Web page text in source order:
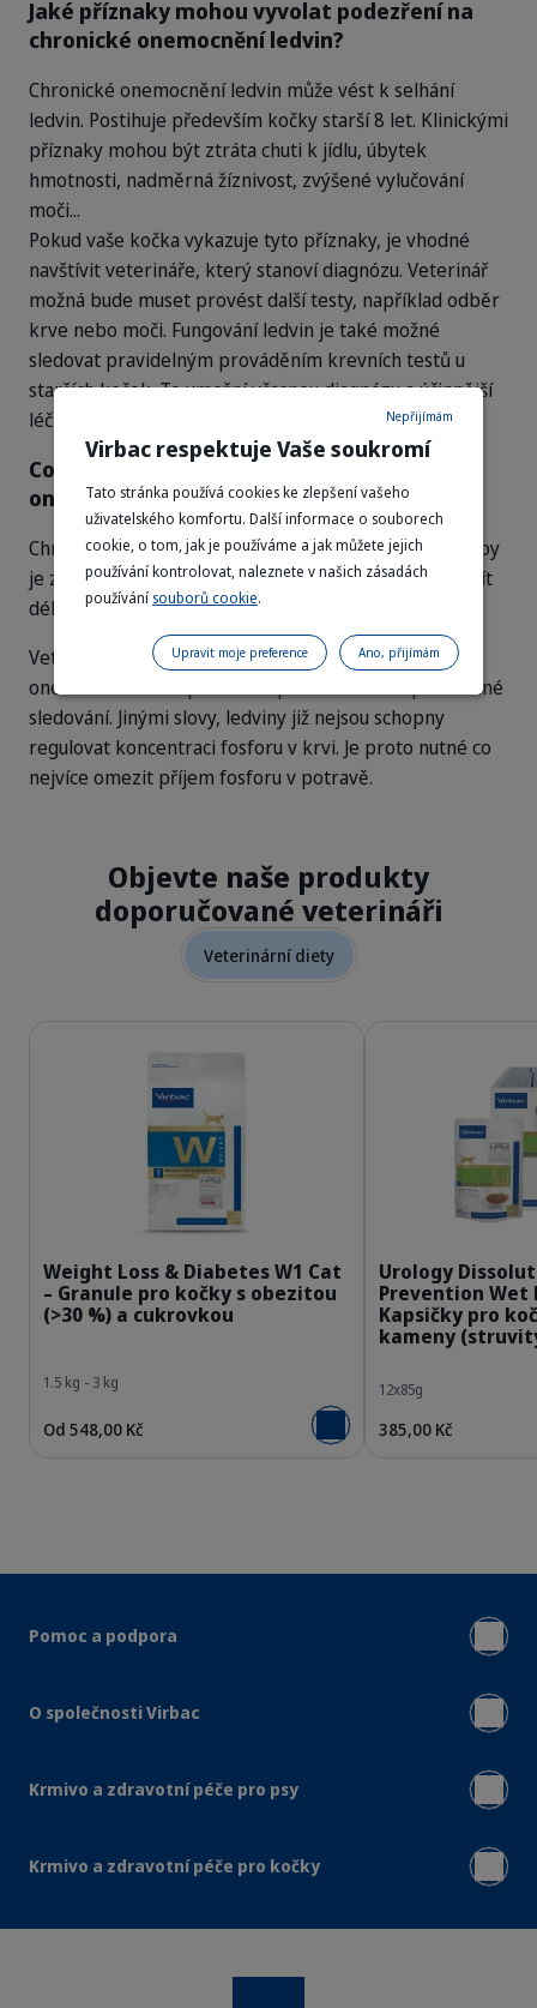
Cat_senior cat looking at the
Jaké příznaky mohou vyvolat podezření na
chronické onemocnění ledvin?
Chronické onemocnění ledvin může vést k selhání
ledvin. Postihuje především kočky starší 8 let. Klinickými
příznaky mohou být ztráta chuti k jídlu, úbytek
hmotnosti, nadměrná žíznivost, zvýšené vylučování
moči...
Pokud vaše kočka vykazuje tyto příznaky, je vhodné
navštívit veterináře, který stanoví diagnózu. Veterinář
možná bude muset provést další testy, například odběr
krve nebo moči. Fungování ledvin je také možné
sledovat pravidelným prováděním krevních testů u
starších koček. To umožní včasnou diagnózu a účinnější
léčbu onemocnění hned od počátku.
Co když má moje kočka chronické
onemocnění ledvin?
Chronické onemocnění ledvin nelze vyléčit. Cílem léčby
je zpomalit progresi onemocnění, aby kočka mohla žít
déle.
Veterinární lékař předepíše přípravky podle stadia
onemocnění. Pro úpravu terapie bude nutné pravidelné
sledování. Jinými slovy, ledviny již nejsou schopny
regulovat koncentraci fosforu v krvi. Je proto nutné co
nejvíce omezit příjem fosforu v potravě.
Objevte naše produkty
doporučované veterináři
Veterinární diety
Weight Loss & Diabetes W1 Cat
– Granule pro kočky s obezitou
(>30 %) a cukrovkou
1.5 kg - 3 kg
Od 548,00 Kč Přidat do košíku
Urology
Prevention Wet
Kapsičky pro
kameny
12x85g
385,00 Kč
Pomoc a podpora
O společnosti Virbac
Krmivo a zdravotní péče pro psy
Krmivo a zdravotní péče pro kočky
Virbac respektuje Vaše soukromí
Tato stránka používá cookies ke zlepšení vašeho
uživatelského komfortu. Další informace o souborech
cookie, o tom, jak je používáme a jak můžete jejich
používání kontrolovat, naleznete v našich zásadách
používání souborů cookie.
Nepřijímám
Ano, přijímám
Upravit moje preference